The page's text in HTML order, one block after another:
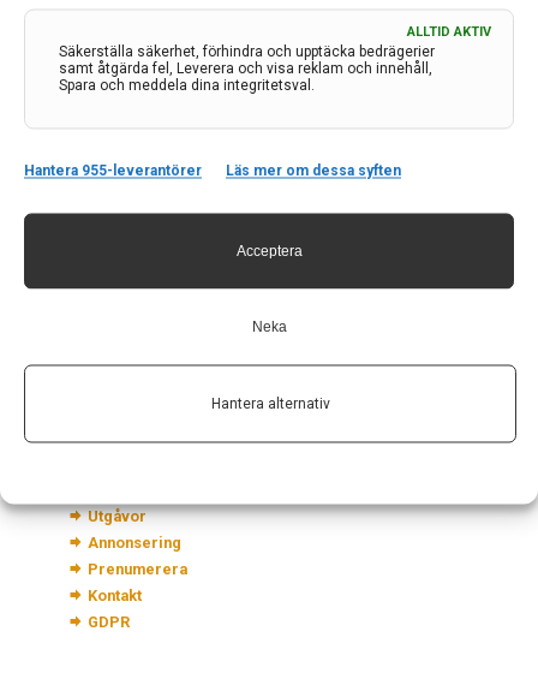
Säkerställa säkerhet, förhindra och upptäcka bedrägerier
samt åtgärda fel, Leverera och visa reklam och innehåll,
Spara och meddela dina integritetsval.
ALLTID AKTIV
Hantera 955-leverantörer Läs mer om dessa syften
Acceptera
Neka
Hantera alternativ
Kontakt
Neurologi i Sverige
nis@pharma-industry.se
Länkar
Utgåvor
Annonsering
Prenumerera
Kontakt
GDPR